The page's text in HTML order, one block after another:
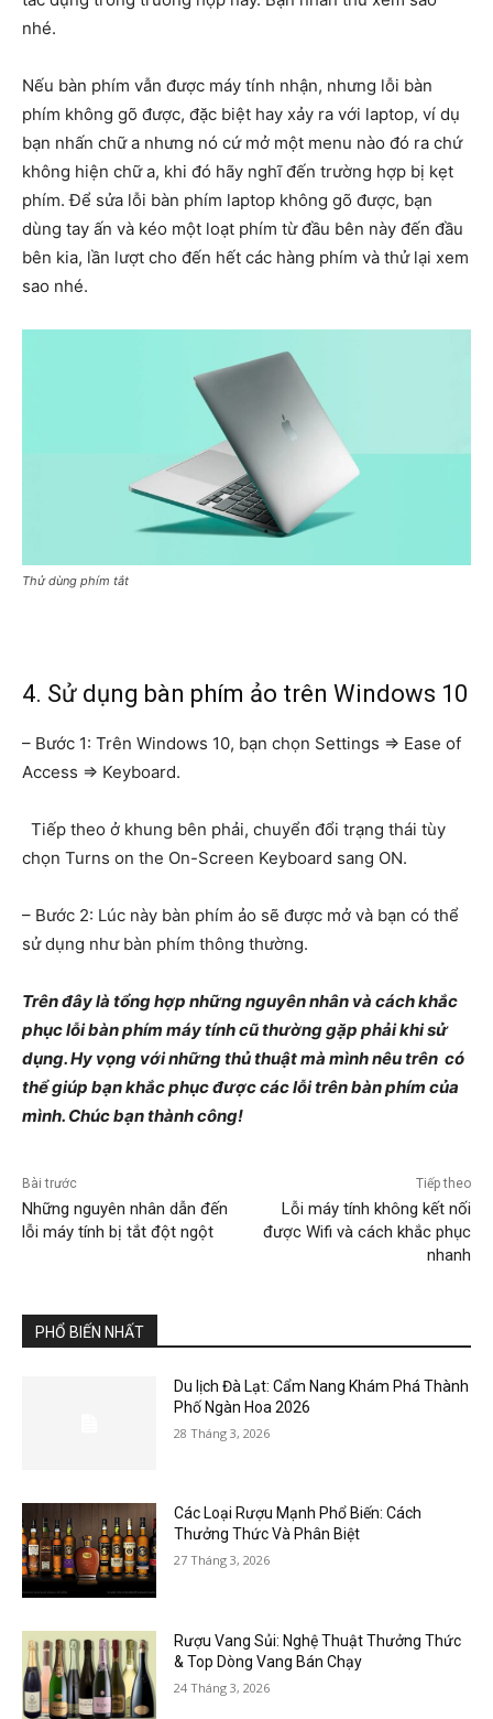
nhé.
Nếu bàn phím vẫn được máy tính nhận, nhưng lỗi bàn
phím không gõ được, đặc biệt hay xảy ra với laptop, ví dụ
bạn nhấn chữ a nhưng nó cứ mở một menu nào đó ra chứ
không hiện chữ a, khi đó hãy nghĩ đến trường hợp bị kẹt
phím. Để sửa lỗi bàn phím laptop không gõ được, bạn
dùng tay ấn và kéo một loạt phím từ đầu bên này đến đầu
bên kia, lần lượt cho đến hết các hàng phím và thử lại xem
sao nhé.
Thử dùng phím tắt
4. Sử dụng bàn phím ảo trên Windows 10
– Bước 1: Trên Windows 10, bạn chọn Settings => Ease of
Access => Keyboard.
Tiếp theo ở khung bên phải, chuyển đổi trạng thái tùy
chọn Turns on the On-Screen Keyboard sang ON.
– Bước 2: Lúc này bàn phím ảo sẽ được mở và bạn có thể
sử dụng như bàn phím thông thường.
Trên đây là tổng hợp những nguyên nhân và cách khắc
phục lỗi bàn phím máy tính cũ thường gặp phải khi sử
dụng. Hy vọng với những thủ thuật mà mình nêu trên có
thể giúp bạn khắc phục được các lỗi trên bàn phím của
mình. Chúc bạn thành công!
Bài trước
Những nguyên nhân dẫn đến
lỗi máy tính bị tắt đột ngột
Tiếp theo
Lỗi máy tính không kết nối
được Wifi và cách khắc phục
nhanh
PHỔ BIẾN NHẤT
Du lịch Đà Lạt: Cẩm Nang Khám Phá Thành
Phố Ngàn Hoa 2026
28 Tháng 3, 2026
Các Loại Rượu Mạnh Phổ Biến: Cách
Thưởng Thức Và Phân Biệt
27 Tháng 3, 2026
Rượu Vang Sủi: Nghệ Thuật Thưởng Thức
& Top Dòng Vang Bán Chạy
24 Tháng 3, 2026